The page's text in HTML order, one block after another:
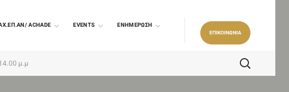
ACHADE EVENTS ΕΝΗΜΕΡΩΣΗ
ΕΠΙΚΟΙΝΩΝΙΑ
μ.μ